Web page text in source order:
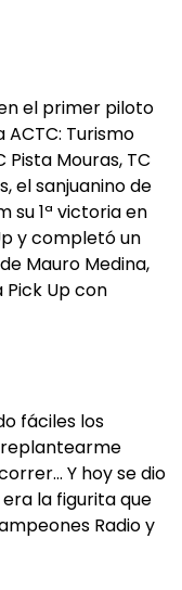
el primer piloto
Turismo
Pista Mouras, TC
el sanjuanino de
su 1ª victoria en
y completó un
Mauro Medina,
Pick Up con
fáciles los
Y hoy se dio
la figurita que
Radio y